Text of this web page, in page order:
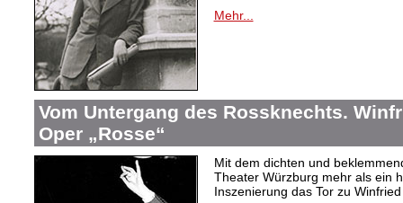
Mehr...
Vom Untergang des Rossknechts.
Oper „Rosse“
Mit dem dichten und
Theater Würzburg mehr als ein
Inszenierung das Tor zu